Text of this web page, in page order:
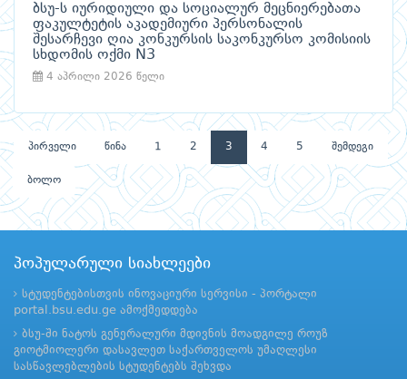
ბსუ-ს იურიდიული და სოციალურ მეცნიერებათა
ფაკულტეტის აკადემიური პერსონალის
შესარჩევი ღია კონკურსის საკონკურსო კომისიის
სხდომის ოქმი N3
4 აპრილი 2026 წელი
პირველი წინა 1 2 3 4 5 შემდეგი
ბოლო
პოპულარული სიახლეები
სტუდენტებისთვის ინოვაციური სერვისი - პორტალი
portal.bsu.edu.ge ამოქმედდება
ბსუ-ში ნატოს გენერალური მდივნის მოადგილე როუზ
გიოტმიოლერი დასავლეთ საქართველოს უმაღლესი
სასწავლებლების სტუდენტებს შეხვდა